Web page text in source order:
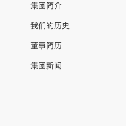
集团简介
我们的历史
董事简历
集团新闻